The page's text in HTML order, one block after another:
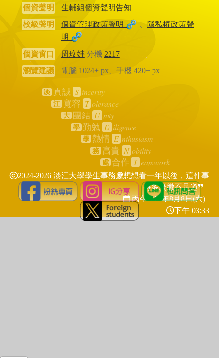
個資聲明
生輔組個資聲明告知
校級聲明
個資管理政策聲明 、
隱私權政策聲
明
個資窗口 周玟妦分機 2217
瀏覽建議
電腦 1024+ px、手機 420+ px
淡 真誠 S incerity
江 寬容 T olerance
大 團結 U nity
學 勤勉 D iligence
學 熱情 E nthusiasm
務 高貴 N obility
處 合作 T eamwork
2024-2026 淡江大學學生事務處想想看一年以後，這件事
將多麼微不足道
丙午 115年8月8日(六)
下午 03:33